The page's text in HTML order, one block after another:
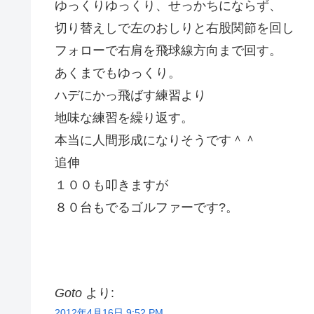
ゆっくりゆっくり、せっかちにならず、
切り替えしで左のおしりと右股関節を回し
フォローで右肩を飛球線方向まで回す。
あくまでもゆっくり。
ハデにかっ飛ばす練習より
地味な練習を繰り返す。
本当に人間形成になりそうです＾＾
追伸
１００も叩きますが
８０台もでるゴルファーです?。
Goto より: